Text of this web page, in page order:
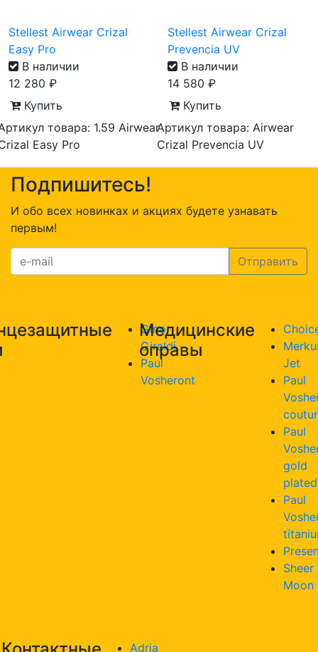
Stellest Airwear Crizal
Easy Pro
В наличии
12 280 ₽
Купить
товара: 1.59 Airwear
Easy Pro
Stellest Airwear Crizal
Prevencia UV
В наличии
14 580 ₽
Купить
Артикул товара: Airwear
Crizal Prevencia UV
Подпишитесь!
И обо всех новинках и акциях будете узнавать
первым!
Gino
Giraldi
Paul
Vosheront
Медицинские
оправы
Jet
Paul
Paul
gold
plated
Paul
Sheer
Moon
Adria